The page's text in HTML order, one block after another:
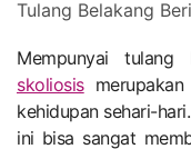
Mempunyai
skoliosismerupakan
kehidupan sehari-
ini bisa sangat